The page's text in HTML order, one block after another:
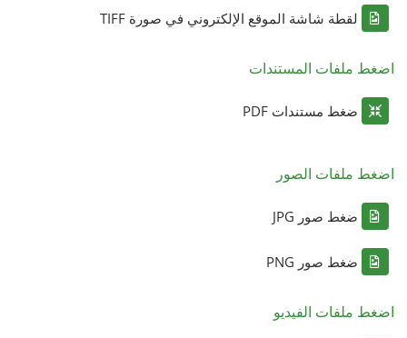
لقطة شاشة الموقع الإلكتروني في صورة TIFF
اضغط ملفات المستندات
ضغط مستندات PDF
اضغط ملفات الصور
ضغط صور JPG
ضغط صور PNG
اضغط ملفات الفيديو